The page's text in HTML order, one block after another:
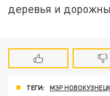
деревья и
ТЕГИ:
МЭР